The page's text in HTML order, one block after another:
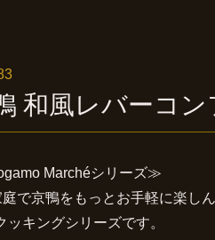
和風レバーコン
Marchéシリーズ≫
庭で京鴨をもっとお手軽に楽し
ッキングシリーズです。